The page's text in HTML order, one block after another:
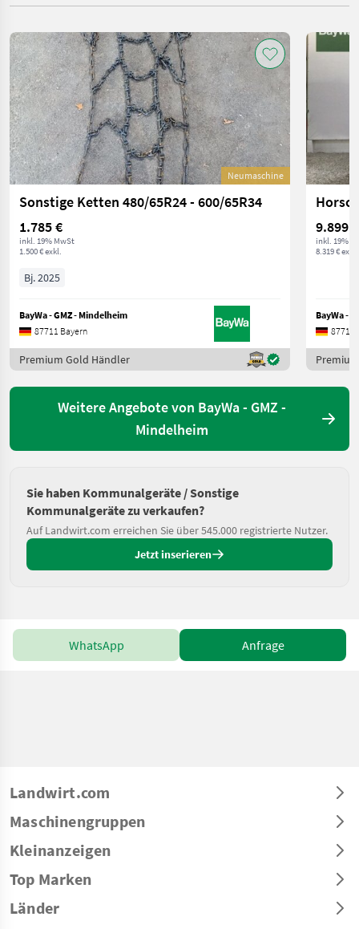
Neumaschine
Sonstige Ketten 480/65R24 - 600/65R34
1.785 €
inkl. 19% MwSt
1.500 € exkl.
Bj. 2025
BayWa - GMZ - Mindelheim
87711 Bayern
Premium Gold Händler
inkl. 19%
8.319 € exkl.
BayWa -
87711
Weitere Angebote von BayWa - GMZ -
Mindelheim
Sie haben Kommunalgeräte / Sonstige
Kommunalgeräte zu verkaufen?
Auf Landwirt.com erreichen Sie über 545.000 registrierte Nutzer.
Jetzt inserieren
WhatsApp Anfrage
Landwirt.com
Maschinengruppen
Kleinanzeigen
Top Marken
Länder